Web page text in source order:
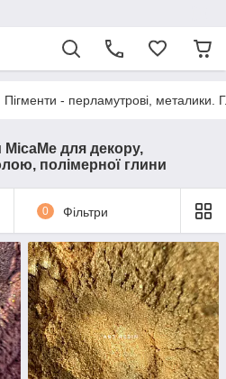
Пігменти - перламутрові, металики.
MicaMe для декору,
полімерної глини
0 Фільтри